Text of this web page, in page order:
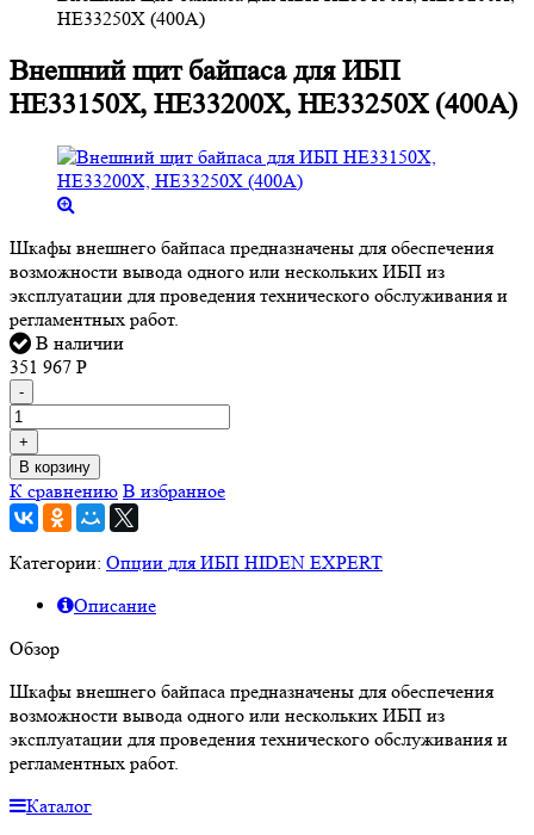
HE33250X (400A)
Внешний щит байпаса для ИБП
HE33150X, HE33200X, HE33250X (400A)
Шкафы внешнего байпаса предназначены для обеспечения
возможности вывода одного или нескольких ИБП из
эксплуатации для проведения технического обслуживания и
регламентных работ.
В наличии
351 967 Р
-
+
В корзину
К сравнению В избранное
Категории: Опции для ИБП HIDEN EXPERT
Описание
Обзор
Шкафы внешнего байпаса предназначены для обеспечения
возможности вывода одного или нескольких ИБП из
эксплуатации для проведения технического обслуживания и
регламентных работ.
Каталог